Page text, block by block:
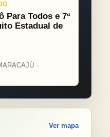
Para Todos e 7ª
Estadual de
·
Ver mapa